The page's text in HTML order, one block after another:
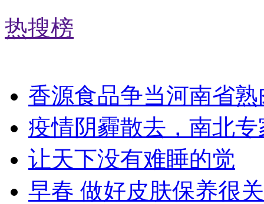
热搜榜
香源食品争当河南省
疫情阴霾散去，南北
让天下没有难睡的觉
早春 做好皮肤保养很